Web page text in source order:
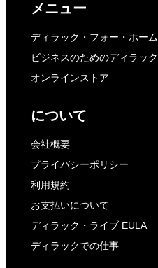
メニュー
ディラック・フォー・ホーム
ビジネスのためのディラック
オンラインストア
について
会社概要
プライバシーポリシー
利用規約
お支払いについて
ディラック・ライブ EULA
ディラックでの仕事